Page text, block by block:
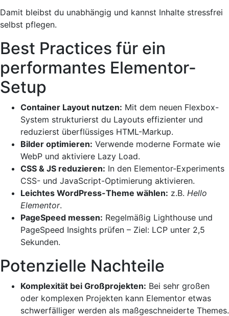
Damit bleibst du unabhängig und kannst Inhalte stressfrei
selbst pflegen.
Best Practices für ein
performantes Elementor-
Setup
Container Layout nutzen: Mit dem neuen Flexbox-
System strukturierst du Layouts effizienter und
reduzierst überflüssiges HTML-Markup.
Bilder optimieren: Verwende moderne Formate wie
WebP und aktiviere Lazy Load.
CSS & JS reduzieren: In den Elementor-Experiments
CSS- und JavaScript-Optimierung aktivieren.
Leichtes WordPress-Theme wählen: z.B. Hello
Elementor.
PageSpeed messen: Regelmäßig Lighthouse und
PageSpeed Insights prüfen – Ziel: LCP unter 2,5
Sekunden.
Potenzielle Nachteile
Komplexität bei Großprojekten: Bei sehr großen
oder komplexen Projekten kann Elementor etwas
schwerfälliger werden als maßgeschneiderte Themes.